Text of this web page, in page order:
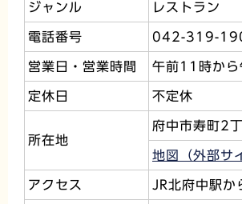
ジャンル レストラン
電話番号 042-319-
営業日・営業時間 午前11時か
定休日 不定休
所在地
府中市寿町2
地図（外部サ
アクセス JR北府中駅か